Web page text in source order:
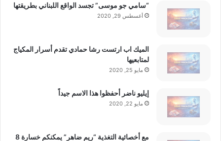
مختلف أنماط الحياة وتلبي تطلعات
المستهلك الحديث.”
المواصفات الفنية والإنتاج
تُنتج مشروبات KRATOS وفق معايير تصنيع ومراقبة جودة معتمدة
داخل منشآت إنتاج في:
“سامي جو موسى” تجسد الواقع اللبناني بطريقتها
أغسطس 29, 2020
الميك اب ارتست رشا حمادي تقدم أسرار المكياج
لمتابعيها
مايو 25, 2020
إيليو ناضر أحفظوا هذا الاسم جيداً
مايو 22, 2020
مع أخصائية التغذية “ريم ضاهر” يمكنكم خسارة 8